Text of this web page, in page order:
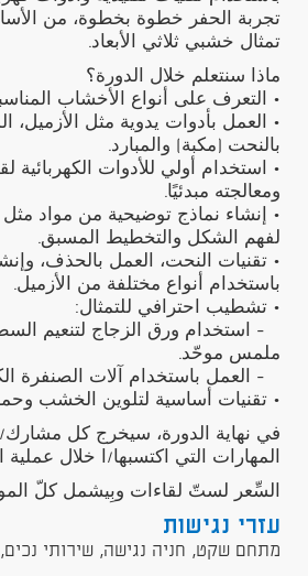
تجربة الحفر خطوة بخطوة، من
تمثال خشبي ثلاثي الأبعاد.
ماذا سنتعلم خلال الدورة؟
• التعرف على أنواع الأخشاب
• العمل بأدوات يدوية مثل الأزميل،
بالنحت (مكبة) والمبارد.
• استخدام أولي للأدوات
ومعالجته مبدئيًا.
• إنشاء نماذج توضيحية من مواد مثل
لفهم الشكل والتخطيط المسبق.
• تقنيات النحت، العمل بالحذف،
باستخدام أنواع مختلفة من الأزميل.
• تشطيب احترافي للتمثال:
- استخدام ورق الزجاج لتنعيم
ملمس موحّد.
- العمل باستخدام آلات الصنفرة
• تقنيات أساسية لتلوين الخشب
في نهاية الدورة، سيخرج كل
المهارات التي اكتسبها/ا خلال عملية
السِّعر لستّ لقاءات وبِيشمل كلّ
עזרי נגישות
מתחם שקט, חניה נגישה, שירותי